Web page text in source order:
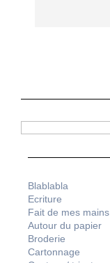
Blablabla
Ecriture
Fait de mes mains
Autour du papier
Broderie
Cartonnage